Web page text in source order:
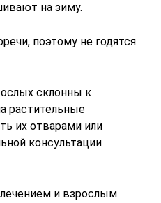
на зиму.
поэтому не годятся
склонны к
растительные
их отварами или
консультации
и взрослым.